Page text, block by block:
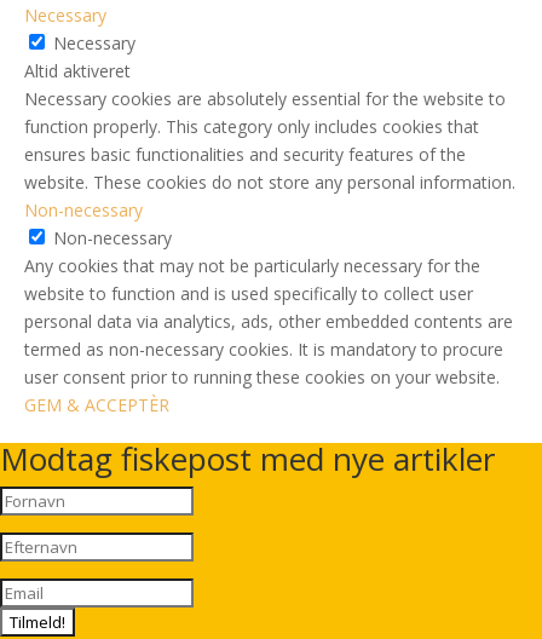
Necessary
Necessary
Altid aktiveret
Necessary cookies are absolutely essential for the website to
function properly. This category only includes cookies that
ensures basic functionalities and security features of the
website. These cookies do not store any personal information.
Non-necessary
Non-necessary
Any cookies that may not be particularly necessary for the
website to function and is used specifically to collect user
personal data via analytics, ads, other embedded contents are
termed as non-necessary cookies. It is mandatory to procure
user consent prior to running these cookies on your website.
GEM & ACCEPTÈR
Modtag fiskepost med nye artikler
Tilmeld!